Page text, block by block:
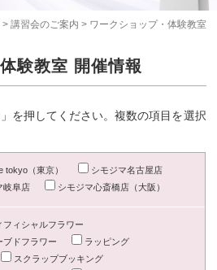
> 講習会のご案内 > ワークショップ・体験教室
験教室 開催情報
を押してください。複数の項目を選択
tokyo（東京）
シモジマ名古屋店
岐阜店
シモジマ心斎橋店（大阪）
フィシャルフラワー
ブドフラワー
ラッピング
スクラップブッキング